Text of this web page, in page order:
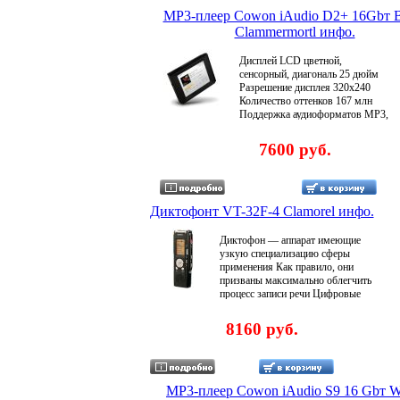
Цифровой эквалайзер есть
Мощность звука (на канал) 30
мВт Отношение сигнал/шум 95
USB 20 Интерфейсы линейный
выход, видеовыход Товар
сертифицирован Ростэст и ССЭ
Гарантияаликж 6 месяцев со дня
продажи .
MP3-плеер Cowon iAudio D2+ 16Gbт
Clammermortl инфо.
Дисплей LCD цветной,
сенсорный, диагональ 25 дюйм
Разрешение дисплея 320x240
Количество оттенков 167 млн
Поддержка аудиоформатов MP3,
FLAC, APE, Audible, WAV
Поддержка видеоформатов
MPEG-4, XviD Поддержка
графических форматов JPG,
BMP Управление сенсорная
панель Цифровой эквалайзер
есть, фикс настроек - 6 Мощность
звука (на канал) 37 мВт
Подключение к компьютеру USB
20 Интерфейсы линейный вход
(с возможностью записи),
линейаликйный выход,
сертифицирован Ростэст и ССЭ
Гарантия 6 месяцев со дня
7600 руб.
Диктофонт VT-32F-4 Clamorel инфо.
Диктофон — аппарат имеющие
узкую специализацию сферы
применения Как правило, они
призваны максимально облегчить
процесс записи речи Цифровые
являются монополистами в
области цифровой заалднсписи
имеется во многих цифровых
устройствах, таких как цифровая
фотоаппаратура либо карманные
8160 руб.
MP3-плеер Cowon iAudio S9 16 Gbт